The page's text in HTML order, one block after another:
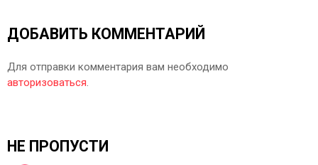
ДОБАВИТЬ КОММЕНТАРИЙ
Для отправки комментария вам необходимо
авторизоваться.
НЕ ПРОПУСТИ